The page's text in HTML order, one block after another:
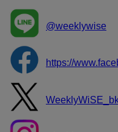
@weeklywise
https://